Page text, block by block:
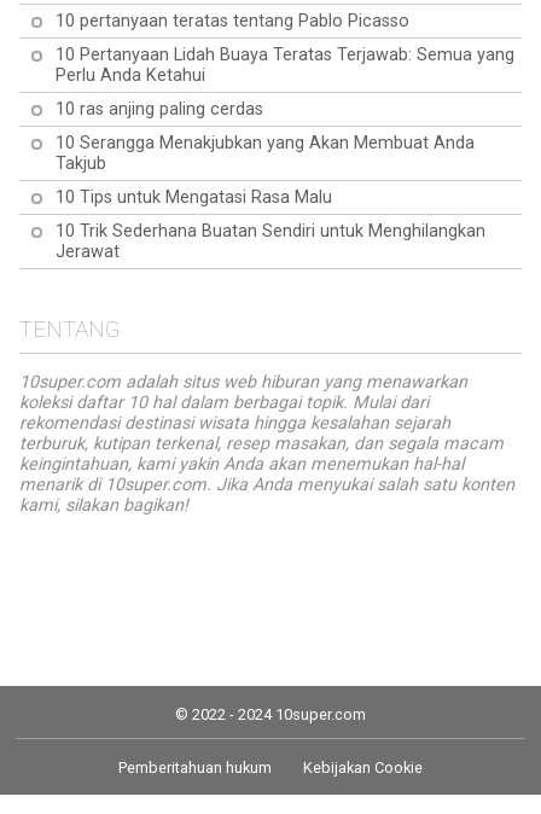
10 pertanyaan teratas tentang Pablo Picasso
10 Pertanyaan Lidah Buaya Teratas Terjawab: Semua yang
Perlu Anda Ketahui
10 ras anjing paling cerdas
10 Serangga Menakjubkan yang Akan Membuat Anda
Takjub
10 Tips untuk Mengatasi Rasa Malu
10 Trik Sederhana Buatan Sendiri untuk Menghilangkan
Jerawat
TENTANG
10super.com adalah situs web hiburan yang menawarkan
koleksi daftar 10 hal dalam berbagai topik. Mulai dari
rekomendasi destinasi wisata hingga kesalahan sejarah
terburuk, kutipan terkenal, resep masakan, dan segala macam
keingintahuan, kami yakin Anda akan menemukan hal-hal
menarik di 10super.com. Jika Anda menyukai salah satu konten
kami, silakan bagikan!
© 2022 - 2024 10super.com
Pemberitahuan hukum Kebijakan Cookie